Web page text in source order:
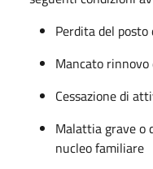
Perdita del posto
Mancato
Cessazione di
Malattia grave o
nucleo familiare